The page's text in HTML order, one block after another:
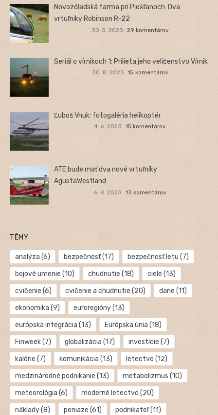
Novozéladská farma pri Piešťanoch: Dva
vrtuľníky Robinson R-22
30. 5. 2023 29 komentárov
Seriál o vírnikoch 1: Prilieta jeho veličenstvo Vírnik
30. 8. 2023 15 komentárov
Ľuboš Vnuk: fotogaléria helikoptér
4. 6. 2023 15 komentárov
ATE bude mať dva nové vrtuľníky
AgustaWestland
6. 8. 2023 13 komentárov
TÉMY
analýza (6) bezpečnosť(17) bezpečnosť letu (7)
bojové umenie (10) chudnutie (18) ciele (13)
cvičenie (6) cvičenie a chudnutie (20) dane (11)
ekonomika (9) euroregióny(13)
európska integrácia (13) Európska únia (18)
Finweek(7) globalizácia (17) investície (7)
kalórie (7) komunikácia (13) letectvo (12)
medzinárodné podnikanie (13) metabolizmus (10)
meteorológia (6) moderné letectvo (20)
náklady(8) peniaze (61) podnikateľ(11)